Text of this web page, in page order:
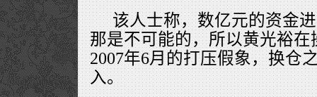
该人士称，数亿元的资金
那是不可能的，所以黄光裕
2007年6月的打压假象，换仓
入。